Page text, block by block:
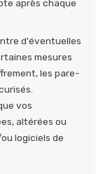
après chaque
d'éventuelles
mesures
les pare-
vos
altérées ou
logiciels de